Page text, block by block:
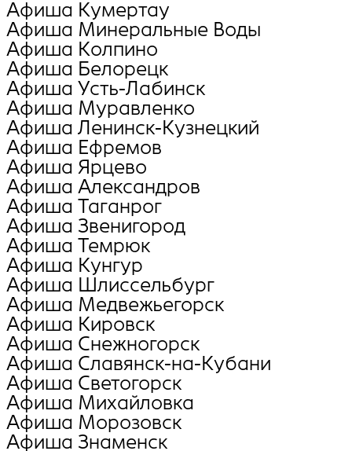
Афиша Кумертау
Афиша Минеральные Воды
Афиша Колпино
Афиша Белорецк
Афиша Усть-Лабинск
Афиша Муравленко
Афиша Ленинск-Кузнецкий
Афиша Ефремов
Афиша Ярцево
Афиша Александров
Афиша Таганрог
Афиша Звенигород
Афиша Темрюк
Афиша Кунгур
Афиша Шлиссельбург
Афиша Медвежьегорск
Афиша Кировск
Афиша Снежногорск
Афиша Славянск-на-Кубани
Афиша Светогорск
Афиша Михайловка
Афиша Морозовск
Афиша Знаменск